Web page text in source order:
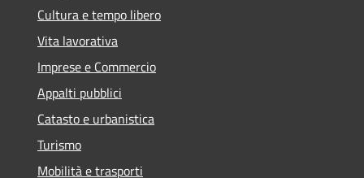
Cultura e tempo libero
Vita lavorativa
Imprese e Commercio
Appalti pubblici
Catasto e urbanistica
Turismo
Mobilità e trasporti